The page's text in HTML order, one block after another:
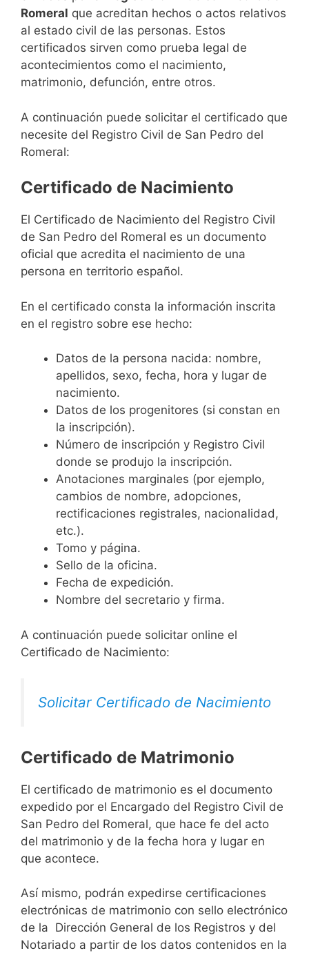
Romeral que acreditan hechos o actos relativos
al estado civil de las personas. Estos
certificados sirven como prueba legal de
acontecimientos como el nacimiento,
matrimonio, defunción, entre otros.
A continuación puede solicitar el certificado que
necesite del Registro Civil de San Pedro del
Romeral:
Certificado de Nacimiento
El Certificado de Nacimiento del Registro Civil
de San Pedro del Romeral es un documento
oficial que acredita el nacimiento de una
persona en territorio español.
En el certificado consta la información inscrita
en el registro sobre ese hecho:
Datos de la persona nacida: nombre,
apellidos, sexo, fecha, hora y lugar de
nacimiento.
Datos de los progenitores (si constan en
la inscripción).
Número de inscripción y Registro Civil
donde se produjo la inscripción.
Anotaciones marginales (por ejemplo,
cambios de nombre, adopciones,
rectificaciones registrales, nacionalidad,
etc.).
Tomo y página.
Sello de la oficina.
Fecha de expedición.
Nombre del secretario y firma.
A continuación puede solicitar online el
Certificado de Nacimiento:
Solicitar Certificado de Nacimiento
Certificado de Matrimonio
El certificado de matrimonio es el documento
expedido por el Encargado del Registro Civil de
San Pedro del Romeral, que hace fe del acto
del matrimonio y de la fecha hora y lugar en
que acontece.
Así mismo, podrán expedirse certificaciones
electrónicas de matrimonio con sello electrónico
de la Dirección General de los Registros y del
Notariado a partir de los datos contenidos en la